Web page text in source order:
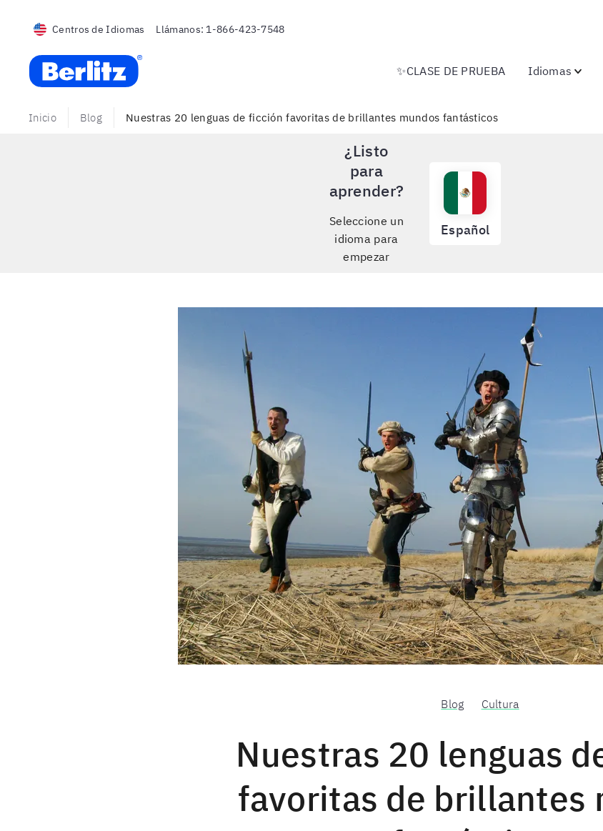
Centros de Idiomas Llámanos: 1-866-423-7548
Berlitz USA
✨CLASE DE PRUEBA Idiomas
Inicio Blog Nuestras 20 lenguas de ficción favoritas de brillantes mundos fantásticos
¿Listo
para
aprender?
Seleccione un
idioma para
empezar
Español
Blog Cultura
Nuestras 20 lenguas
favoritas de brillantes